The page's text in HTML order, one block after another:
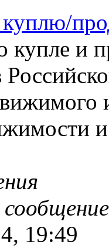
купле и
19:49